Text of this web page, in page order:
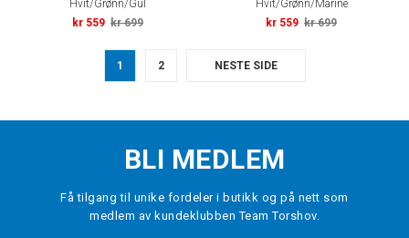
Hvit/Grønn/Gul
kr 559 kr 699
Hvit/Grønn/Marine
kr 559 kr 699
1 2 NESTE SIDE
BLI MEDLEM
Få tilgang til unike fordeler i butikk og på nett som
medlem av kundeklubben Team Torshov.